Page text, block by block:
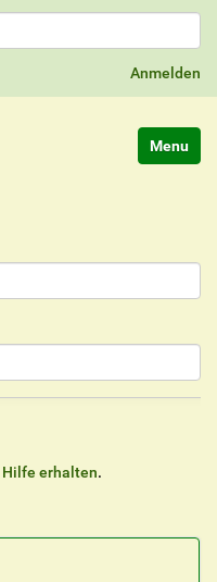
Anmelden
Hilfe erhalten.